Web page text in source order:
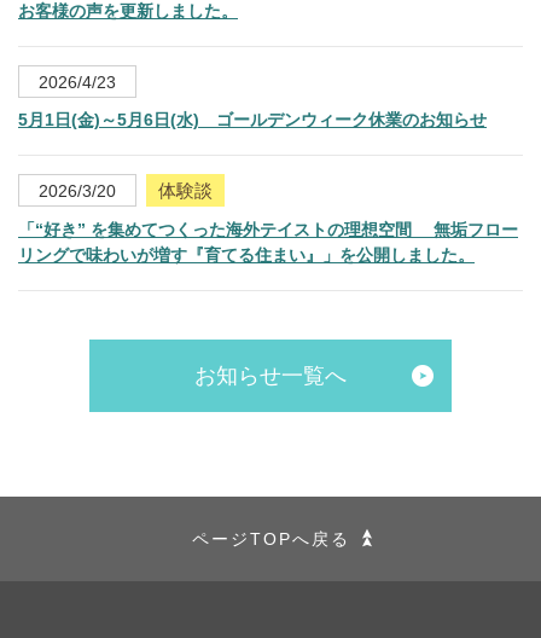
お客様の声を更新しました。
2026/4/23
5月1日(金)～5月6日(水) ゴールデンウィーク休業のお知らせ
2026/3/20 体験談
「“好き” を集めてつくった海外テイストの理想空間 無垢フロー
リングで味わいが増す『育てる住まい』」を公開しました。
お知らせ一覧へ
ページTOPへ戻る